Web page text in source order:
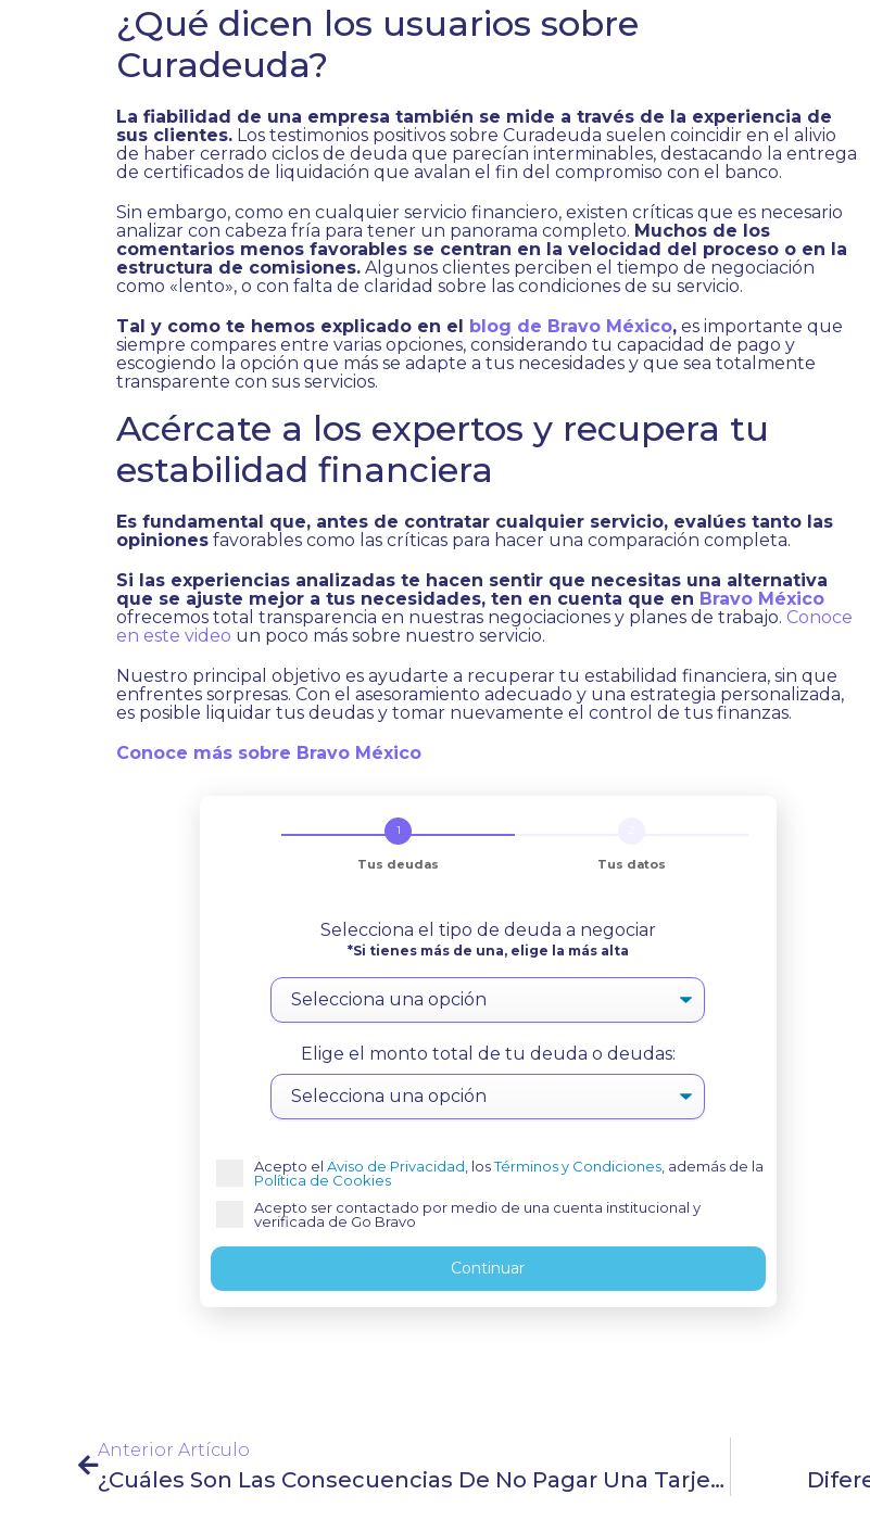
¿Qué dicen los usuarios sobre
Curadeuda?
La fiabilidad de una empresa también se mide a través de la experiencia de
sus clientes. Los testimonios positivos sobre Curadeuda suelen coincidir en el alivio
de haber cerrado ciclos de deuda que parecían interminables, destacando la entrega
de certificados de liquidación que avalan el fin del compromiso con el banco.
Sin embargo, como en cualquier servicio financiero, existen críticas que es necesario
analizar con cabeza fría para tener un panorama completo. Muchos de los
comentarios menos favorables se centran en la velocidad del proceso o en la
estructura de comisiones. Algunos clientes perciben el tiempo de negociación
como «lento», o con falta de claridad sobre las condiciones de su servicio.
Tal y como te hemos explicado en el blog de Bravo México, es importante que
siempre compares entre varias opciones, considerando tu capacidad de pago y
escogiendo la opción que más se adapte a tus necesidades y que sea totalmente
transparente con sus servicios.
Acércate a los expertos y recupera tu
estabilidad financiera
Es fundamental que, antes de contratar cualquier servicio, evalúes tanto las
opiniones favorables como las críticas para hacer una comparación completa.
Si las experiencias analizadas te hacen sentir que necesitas una alternativa
que se ajuste mejor a tus necesidades, ten en cuenta que en Bravo México
ofrecemos total transparencia en nuestras negociaciones y planes de trabajo. Conoce
en este video un poco más sobre nuestro servicio.
Nuestro principal objetivo es ayudarte a recuperar tu estabilidad financiera, sin que
enfrentes sorpresas. Con el asesoramiento adecuado y una estrategia personalizada,
es posible liquidar tus deudas y tomar nuevamente el control de tus finanzas.
Conoce más sobre Bravo México
Tus deudas Tus datos
Selecciona el tipo de deuda a negociar
*Si tienes más de una, elige la más alta
Elige el monto total de tu deuda o deudas:
Acepto el Aviso de Privacidad , losTérminos y Condiciones, además de la
Política de Cookies
Acepto ser contactado por medio de una cuenta institucional y
verificada de Go Bravo
Continuar
Anterior Artículo
¿Cuáles Son Las Consecuencias De No Pagar Una Tarjeta De Crédito?